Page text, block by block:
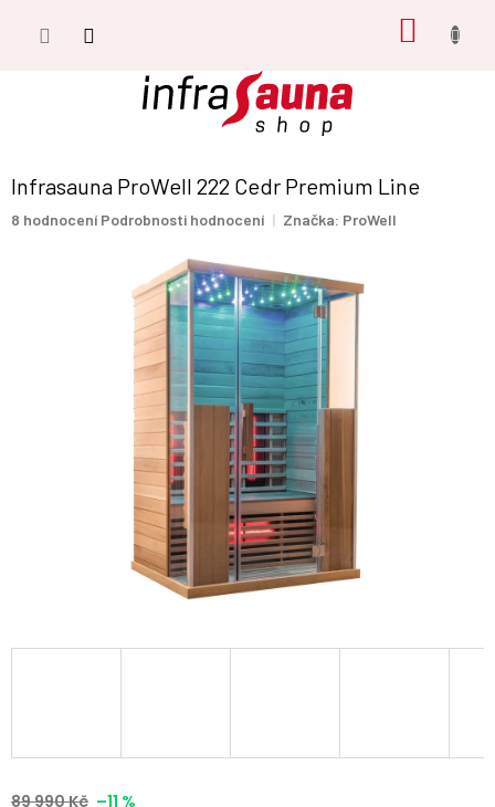
Infrasauna ProWell 222 Cedr Premium Line
Průměrné
8 hodnocení Podrobnosti hodnocení Značka: ProWell
89 990 Kč –11 %